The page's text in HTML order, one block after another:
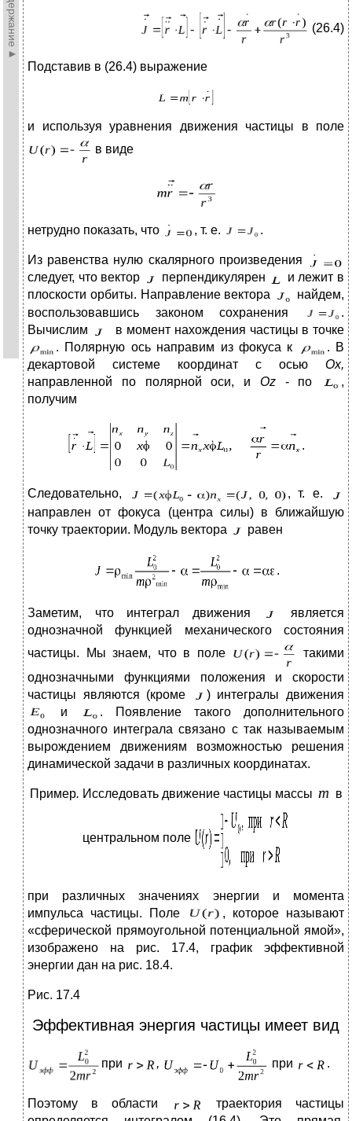
(26.4)
Подставив в (26.4) выражение
и используя уравнения движения частицы в поле
в виде
нетрудно показать, что , т. е. .
Из равенства нулю скалярного произведения
следует, что вектор
перпендикулярен
и лежит в
плоскости орбиты. Направление вектора
найдем,
воспользовавшись законом сохранения
.
Вычислим
в момент нахождения частицы в точке
. Полярную ось направим из фокуса к
. В
декартовой системе координат с осью Ox,
направленной по полярной оси, и Оz - по
,
получим
.
Следовательно,
, т. е.
направлен от фокуса (центра силы) в ближайшую
точку траектории. Модуль вектора
равен
.
Заметим, что интеграл движения
является
однозначной функцией механического состояния
частицы. Мы знаем, что в поле
такими
однозначными функциями положения и скорости
частицы являются (кроме
) интегралы движения
и
. Появление такого дополнительного
однозначного интеграла связано с так называемым
вырождением движениям возможностью решения
динамической задачи в различных координатах.
Пример. Исследовать движение частицы массы в
центральном поле
при различных значениях энергии и момента
импульса частицы. Поле
, которое называют
«сферической прямоугольной потенциальной ямой»,
изображено на рис. 17.4, график эффективной
энергии дан на рис. 18.4.
Рис. 17.4
Эффективная энергия частицы имеет вид
при , при .
Поэтому в области
траектория частицы